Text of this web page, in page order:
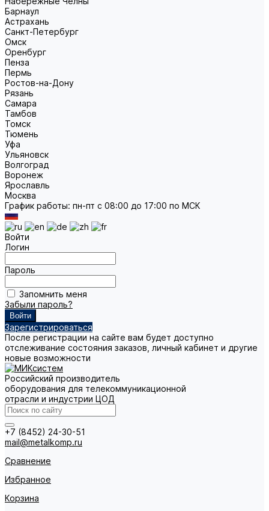
Барнаул
Астрахань
Санкт-Петербург
Омск
Оренбург
Пенза
Пермь
Ростов-на-Дону
Рязань
Самара
Тамбов
Томск
Тюмень
Уфа
Ульяновск
Волгоград
Воронеж
Ярославль
Москва
График работы: пн-пт с 08:00 до 17:00 по МСК
Войти
Логин
Пароль
Запомнить меня
Забыли пароль?
Зарегистрироваться
После регистрации на сайте вам будет доступно
отслеживание состояния заказов, личный кабинет и другие
новые возможности
Российский производитель
оборудования для телекоммуникационной
отрасли и индустрии ЦОД
+7 (8452) 24-30-51
mail@metalkomp.ru
Сравнение
Избранное
Корзина